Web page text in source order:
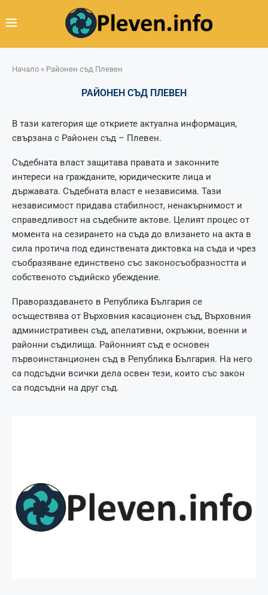
Начало » Районен съд Плевен
РАЙОНЕН СЪД ПЛЕВЕН
В тази категория ще откриете актуална информация,
свързана с Районен съд – Плевен.
Съдебната власт защитава правата и законните
интереси на гражданите, юридическите лица и
държавата. Съдебната власт е независима. Тази
независимост придава стабилност, ненакърнимост и
справедливост на съдебните актове. Целият процес от
момента на сезирането на съда до влизането на акта в
сила протича под единствената диктовка на съда и чрез
съобразяване единствено със законосъобразността и
собственото съдийско убеждение.
Правораздаването в Република България се
осъществява от Върховния касационен съд, Върховния
административен съд, апелативни, окръжни, военни и
районни съдилища. Районният съд е основен
първоинстанционен съд в Република България. На него
са подсъдни всички дела освен тези, които със закон
са подсъдни на друг съд.